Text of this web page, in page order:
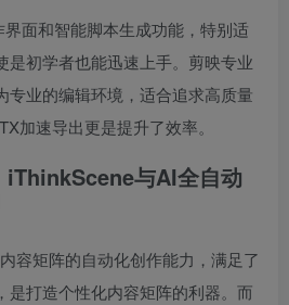
面和智能脚本生成功能，特别适
是初学者也能迅速上手。剪映专业
专业的编辑环境，适合追求高质量
加速导出更是提升了效率。
iThinkScene与AI全自动
容矩阵的自动化创作能力，满足了
是打造个性化内容矩阵的利器。而